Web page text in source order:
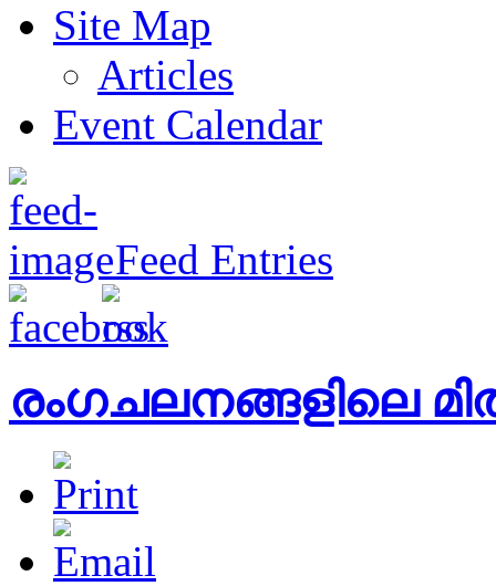
Site Map
Articles
Event Calendar
Feed Entries
രംഗചലനങ്ങളിലെ